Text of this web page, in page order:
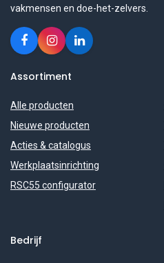
vakmensen en doe-het-zelvers.
Assortiment
Alle producten
Nieuwe producten
Acties & catalogus
Werkplaatsinrichting
RSC55 configurator
Bedrijf